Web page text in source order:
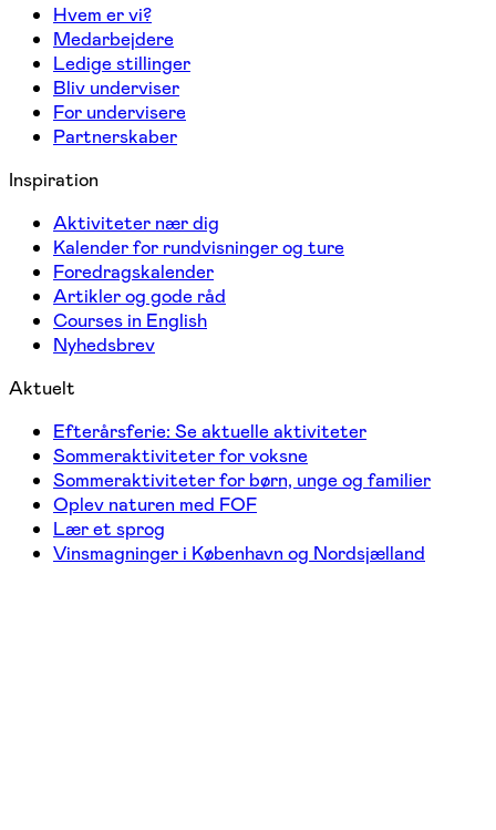
Hvem er vi?
Medarbejdere
Ledige stillinger
Bliv underviser
For undervisere
Partnerskaber
Inspiration
Aktiviteter nær dig
Kalender for rundvisninger og ture
Foredragskalender
Artikler og gode råd
Courses in English
Nyhedsbrev
Aktuelt
Efterårsferie: Se aktuelle aktiviteter
Sommeraktiviteter for voksne
Sommeraktiviteter for børn, unge og familier
Oplev naturen med FOF
Lær et sprog
Vinsmagninger i København og Nordsjælland